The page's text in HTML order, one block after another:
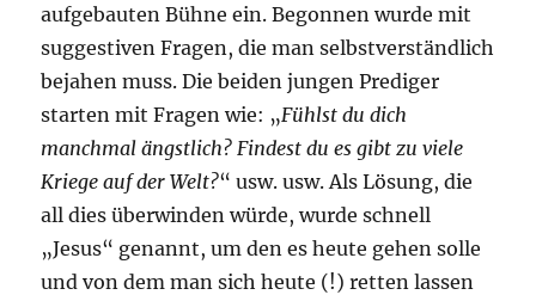
aufgebauten Bühne ein. Begonnen wurde mit
suggestiven Fragen, die man selbstverständlich
bejahen muss. Die beiden jungen Prediger
starten mit Fragen wie: „Fühlst du dich
manchmal ängstlich? Findest du es gibt zu viele
Kriege auf der Welt?“ usw. usw. Als Lösung, die
all dies überwinden würde, wurde schnell
„Jesus“ genannt, um den es heute gehen solle
und von dem man sich heute (!) retten lassen